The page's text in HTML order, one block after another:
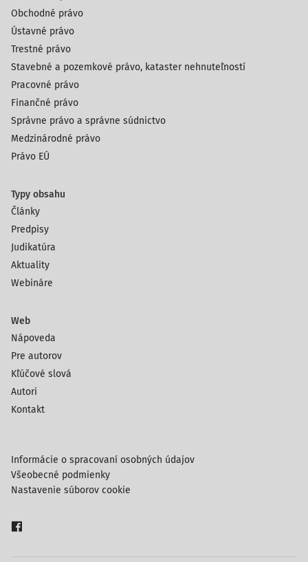
Obchodné právo
Ústavné právo
Trestné právo
Stavebné a pozemkové právo, kataster nehnuteľností
Pracovné právo
Finančné právo
Správne právo a správne súdnictvo
Medzinárodné právo
Právo EÚ
Typy obsahu
Články
Predpisy
Judikatúra
Aktuality
Webináre
Web
Nápoveda
Pre autorov
Kľúčové slová
Autori
Kontakt
Informácie o spracovaní osobných údajov
Všeobecné podmienky
Nastavenie súborov cookie